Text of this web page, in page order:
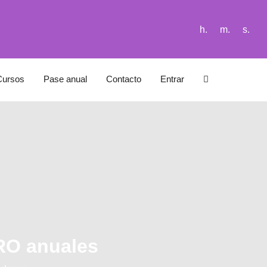
h. m. s.
Pase anual Contacto Entrar
anuales